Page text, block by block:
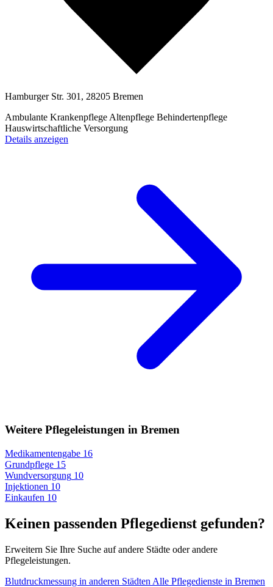
Hamburger Str. 301, 28205 Bremen
Ambulante Krankenpflege Altenpflege Behindertenpflege
Hauswirtschaftliche Versorgung
Details anzeigen
Weitere Pflegeleistungen in Bremen
Medikamentengabe 16
Grundpflege 15
Wundversorgung 10
Injektionen 10
Einkaufen 10
Keinen passenden Pflegedienst gefunden?
Erweitern Sie Ihre Suche auf andere Städte oder andere
Pflegeleistungen.
Blutdruckmessung in anderen Städten Alle Pflegedienste in Bremen